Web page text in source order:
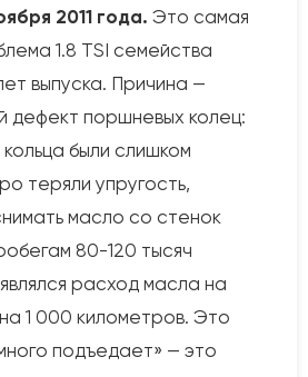
2011 года. Это самая
1.8 TSI семейства
выпуска. Причина —
дефект поршневых колец:
были слишком
теряли упругость,
масло со стенок
80-120 тысяч
расход масла на
1 000 километров. Это
подъедает» — это